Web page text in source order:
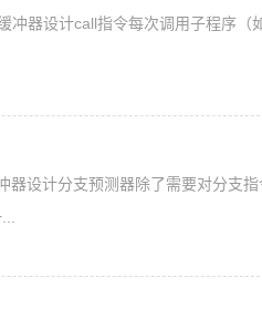
器设计call指令每次调用子程序（
设计分支预测器除了需要对分支